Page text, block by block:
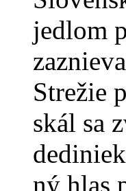
jedlom
Strežie
skál sa
ný hlas